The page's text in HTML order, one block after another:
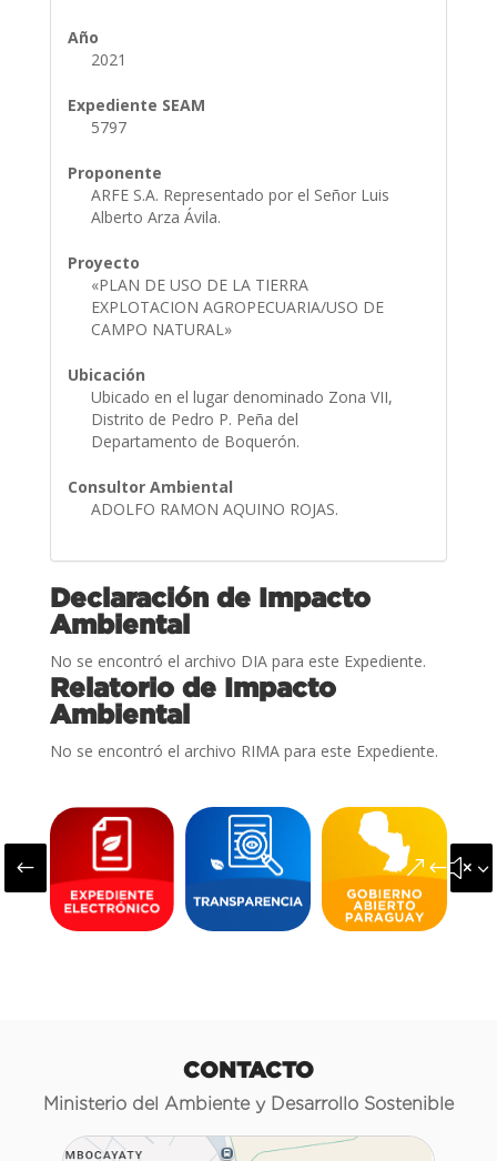
Año
2021
Expediente SEAM
5797
Proponente
ARFE S.A. Representado por el Señor Luis
Alberto Arza Ávila.
Proyecto
«PLAN DE USO DE LA TIERRA
EXPLOTACION AGROPECUARIA/USO DE
CAMPO NATURAL»
Ubicación
Ubicado en el lugar denominado Zona VII,
Distrito de Pedro P. Peña del
Departamento de Boquerón.
Consultor Ambiental
ADOLFO RAMON AQUINO ROJAS.
Declaración de Impacto
Ambiental
No se encontró el archivo DIA para este Expediente.
Relatorio de Impacto
Ambiental
No se encontró el archivo RIMA para este Expediente.
#
CONTACTO
Ministerio del Ambiente y Desarrollo Sostenible